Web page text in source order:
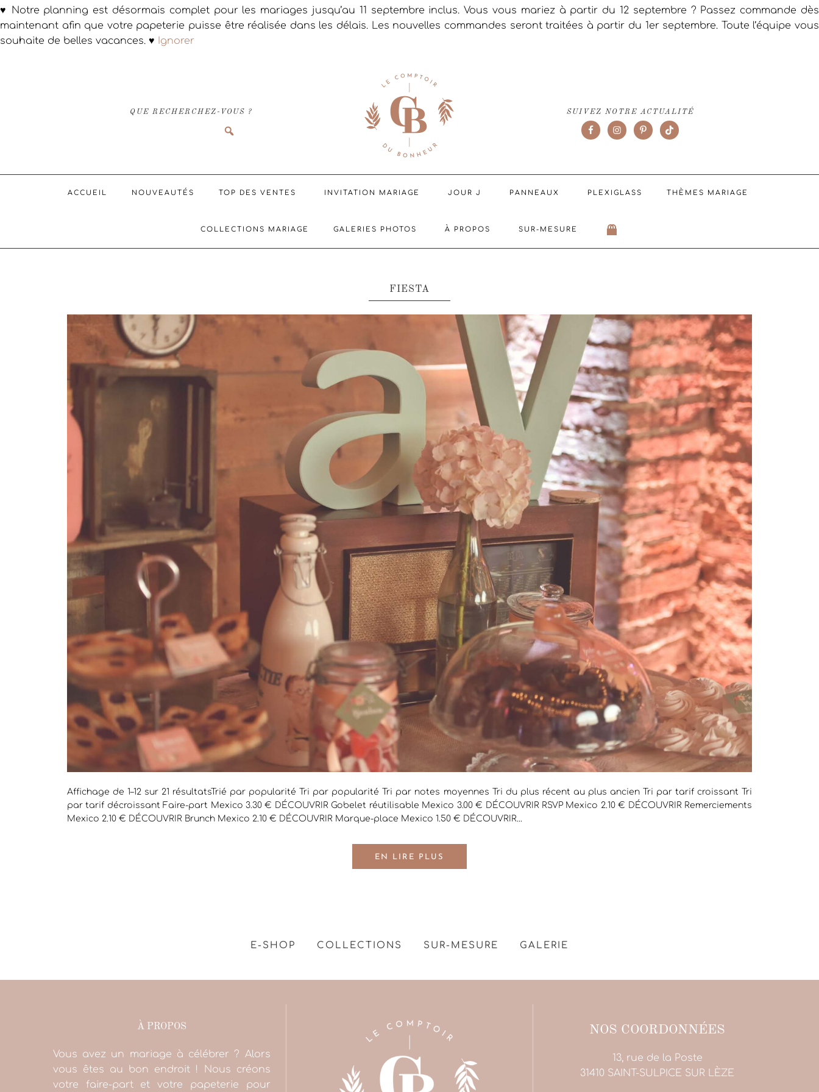
♥ Notre planning est désormais complet pour les mariages jusqu’au 11 septembre inclus. Vous vous mariez à partir du 12 septembre ? Passez commande dès
maintenant afin que votre papeterie puisse être réalisée dans les délais. Les nouvelles commandes seront traitées à partir du 1er septembre. Toute l’équipe vous
souhaite de belles vacances. ♥
Ignorer
QUE RECHERCHEZ-VOUS ? SUIVEZ NOTRE ACTUALITÉ
ACCUEIL NOUVEAUTÉS TOP DES VENTES INVITATION MARIAGE JOUR J PANNEAUX PLEXIGLASS THÈMES MARIAGE
COLLECTIONS MARIAGE GALERIES PHOTOS À PROPOS SUR-MESURE
FIESTA
Affichage de 1–12 sur 21 résultatsTrié par popularité Tri par popularité Tri par notes moyennes Tri du plus récent au plus ancien Tri par tarif croissant Tri
par tarif décroissant Faire-part Mexico 3.30 € DÉCOUVRIR Gobelet réutilisable Mexico 3.00 € DÉCOUVRIR RSVP Mexico 2.10 € DÉCOUVRIR Remerciements
Mexico 2.10 € DÉCOUVRIR Brunch Mexico 2.10 € DÉCOUVRIR Marque-place Mexico 1.50 € DÉCOUVRIR...
EN LIRE PLUS
E-SHOP COLLECTIONS SUR-MESURE GALERIE
À PROPOS
Vous avez un mariage à célébrer ? Alors
vous êtes au bon endroit ! Nous créons
votre faire-part et votre papeterie pour
NOS COORDONNÉES
13, rue de la Poste
31410 SAINT-SULPICE SUR LÈZE